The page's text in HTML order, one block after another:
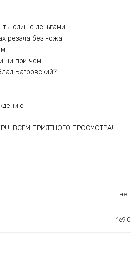
один с деньгами…
резала без ножа.
ни при чем…
Багровский?
ВСЕМ ПРИЯТНОГО ПРОСМОТРА!!!
нет
169.0